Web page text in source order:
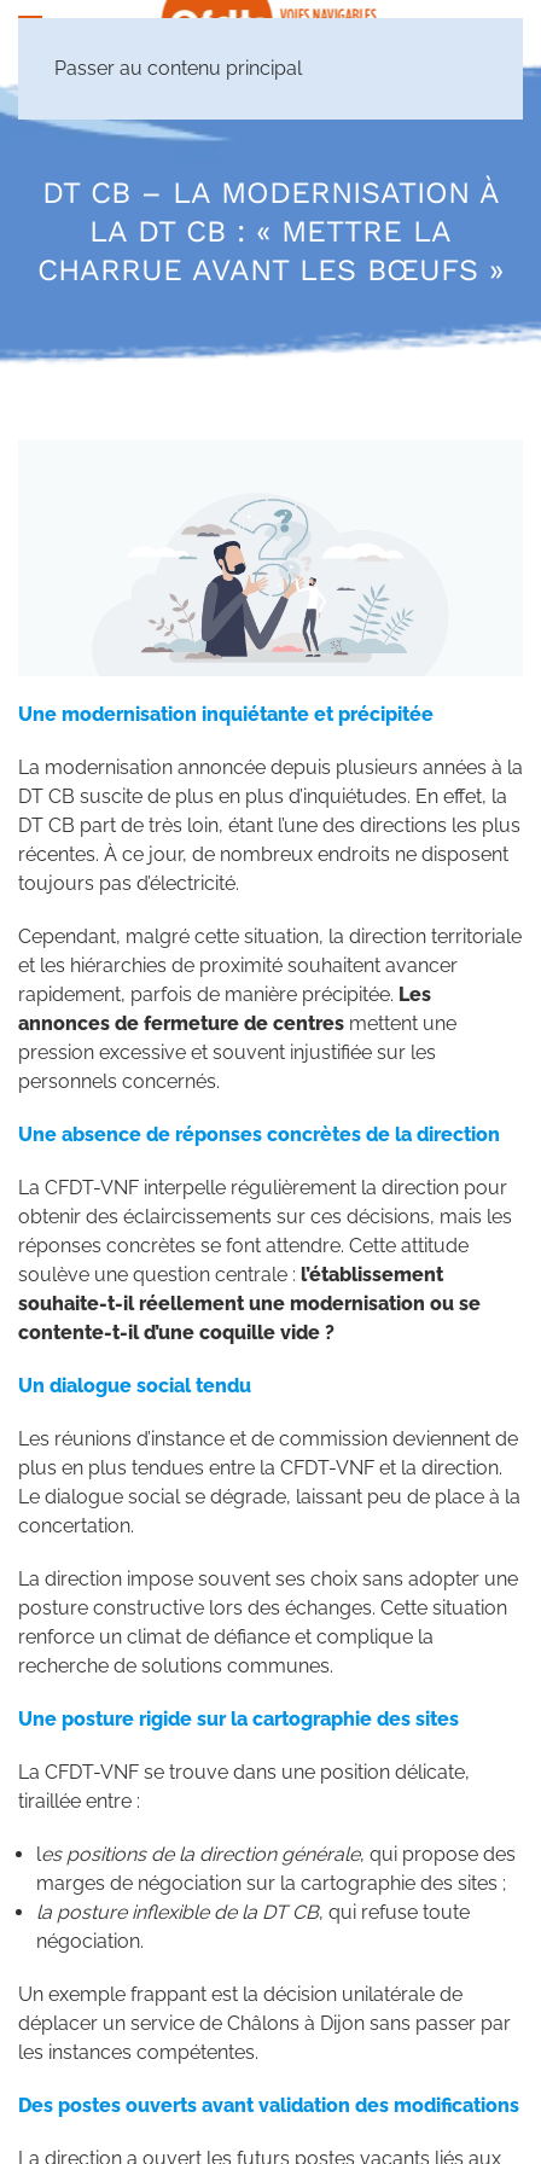
Passer au contenu principal
DT CB – LA MODERNISATION À
LA DT CB : « METTRE LA
CHARRUE AVANT LES BŒUFS »
Une modernisation inquiétante et précipitée
La modernisation annoncée depuis plusieurs années à la
DT CB suscite de plus en plus d’inquiétudes. En effet, la
DT CB part de très loin, étant l’une des directions les plus
récentes. À ce jour, de nombreux endroits ne disposent
toujours pas d’électricité.
Cependant, malgré cette situation, la direction territoriale
et les hiérarchies de proximité souhaitent avancer
rapidement, parfois de manière précipitée. Les
annonces de fermeture de centres mettent une
pression excessive et souvent injustifiée sur les
personnels concernés.
Une absence de réponses concrètes de la direction
La CFDT-VNF interpelle régulièrement la direction pour
obtenir des éclaircissements sur ces décisions, mais les
réponses concrètes se font attendre. Cette attitude
soulève une question centrale : l’établissement
souhaite-t-il réellement une modernisation ou se
contente-t-il d’une coquille vide ?
Un dialogue social tendu
Les réunions d’instance et de commission deviennent de
plus en plus tendues entre la CFDT-VNF et la direction.
Le dialogue social se dégrade, laissant peu de place à la
concertation.
La direction impose souvent ses choix sans adopter une
posture constructive lors des échanges. Cette situation
renforce un climat de défiance et complique la
recherche de solutions communes.
Une posture rigide sur la cartographie des sites
La CFDT-VNF se trouve dans une position délicate,
tiraillée entre :
les positions de la direction générale, qui propose des
marges de négociation sur la cartographie des sites ;
la posture inflexible de la DT CB, qui refuse toute
négociation.
Un exemple frappant est la décision unilatérale de
déplacer un service de Châlons à Dijon sans passer par
les instances compétentes.
Des postes ouverts avant validation des modifications
La direction a ouvert les futurs postes vacants liés aux